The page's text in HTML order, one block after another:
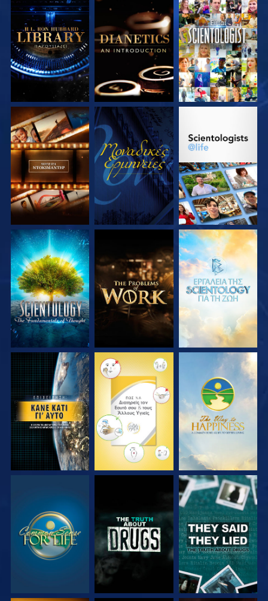
ΕΞΕΡΕΥΝΗΣΤΕ ΤΗ
ΣΕΙΡΑ
ΕΞΕΡΕΥΝΗΣΤΕ ΤΗ
ΣΕΙΡΑ
ΠΑΡΑΚΟΛΟΥΘΗΣΤΕ
ΕΞΕΡΕΥΝΗΣΤΕ ΤΗ
ΣΕΙΡΑ
ΠΑΡΑΚΟΛΟΥΘΗΣΤΕ
ΕΞΕΡΕΥΝΗΣΤΕ ΤΗ
ΕΞΕΡΕΥΝΗΣΤΕ ΤΗ
ΣΕΙΡΑ
ΕΞΕΡΕΥΝΗΣΤΕ ΤΗ
ΣΕΙΡΑ
ΕΞΕΡΕΥΝΗΣΤΕ ΤΗ
ΣΕΙΡΑ
ΠΑΡΑΚΟΛΟΥΘΗΣΤΕ ΠΑΡΑΚΟΛΟΥΘΗΣΤΕ ΠΑΡΑΚΟΛΟΥΘΗΣΤΕ
ΠΑΡΑΚΟΛΟΥΘΗΣΤΕ ΠΑΡΑΚΟΛΟΥΘΗΣΤΕ ΠΑΡΑΚΟΛΟΥΘΗΣΤΕ